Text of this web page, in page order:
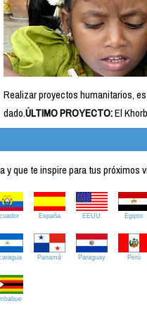
Realizar proyectos humanitarios,
dado.ÚLTIMO PROYECTO:El
y que te inspire para tus próximos
España EEUU Egipto
Panamá Paraguay Perú